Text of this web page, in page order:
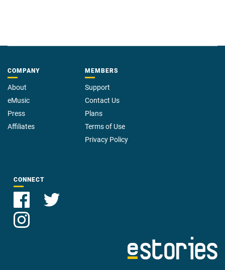
COMPANY
About
eMusic
Press
Affiliates
MEMBERS
Support
Contact Us
Plans
Terms of Use
Privacy Policy
CONNECT